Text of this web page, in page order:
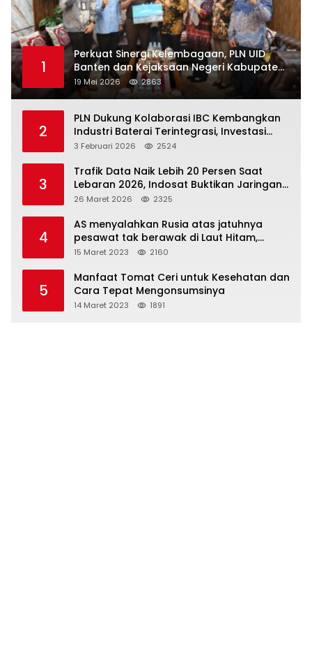
1
Perkuat Sinergi Kelembagaan, PLN UID
Banten dan Kejaksaan Negeri Kabupaten
Tangerang Kolaborasi Dukung Pelayanan
Publik
19 Mei 2026 2863
2
PLN Dukung Kolaborasi IBC Kembangkan
Industri Baterai Terintegrasi, Investasi
Capai USD 6 Miliar
3 Februari 2026 2524
3
Trafik Data Naik Lebih 20 Persen Saat
Lebaran 2026, Indosat Buktikan Jaringan
Tangguh Layani Jutaan Pemudik
26 Maret 2026 2325
4
AS menyalahkan Rusia atas jatuhnya
pesawat tak berawak di Laut Hitam,
Moskow menyangkal
15 Maret 2023 2160
5
Manfaat Tomat Ceri untuk Kesehatan dan
Cara Tepat Mengonsumsinya
14 Maret 2023 1891